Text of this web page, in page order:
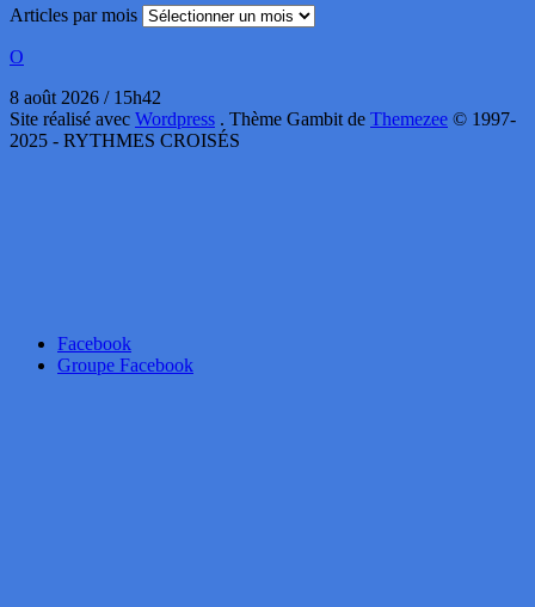
Articles par mois
O
8 août 2026 / 15h42
Site réalisé avec Wordpress . Thème Gambit de Themezee © 1997-
2025 - RYTHMES CROISÉS
Facebook
Groupe Facebook